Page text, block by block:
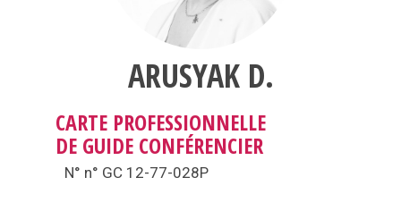
ARUSYAK D.
CARTE PROFESSIONNELLE
DE GUIDE CONFÉRENCIER
N° n° GC 12-77-028P